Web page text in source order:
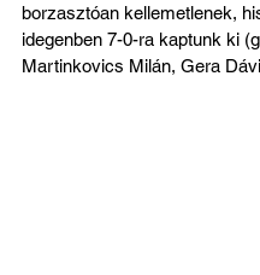
borzasztóan kellemetlenek,
idegenben 7-0-ra kaptunk ki
Martinkovics Milán, Gera